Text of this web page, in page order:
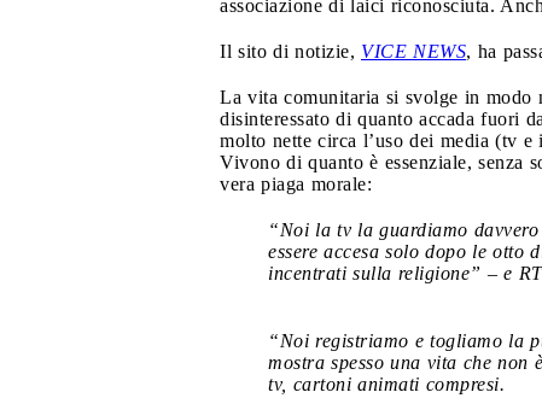
associazione di laici riconosciuta.
Il sito di notizie, VICE NEWS, ha
La vita comunitaria si svolge in modo
disinteressato di quanto accada fuori
molto nette circa l’uso dei media (tv
Vivono di quanto è essenziale, senza
vera piaga morale:
“Noi la tv la guardiamo
essere accesa solo dopo le otto
incentrati sulla religione” – e
“Noi registriamo e togliamo la
mostra spesso una vita che
tv, cartoni animati compresi.